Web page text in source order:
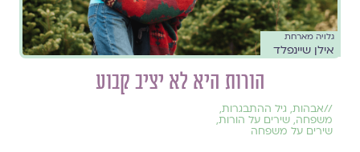
גלויה מארחת
אילן שיינפלד
הורות היא לא יציב קבוע
//אבהות, גיל ההתבגרות,
משפחה, שירים על הורות,
שירים על משפחה